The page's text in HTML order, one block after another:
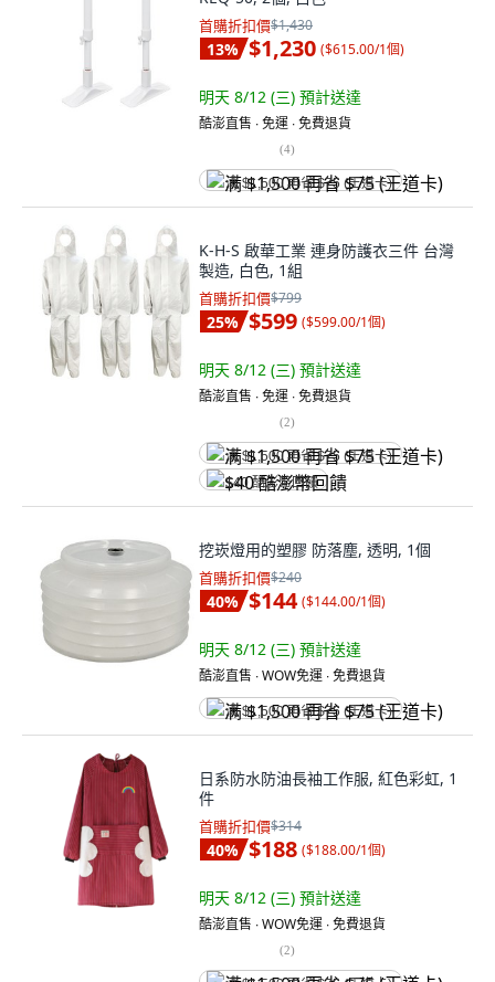
首購折扣價$1,430
13% $1,230 ($615.00/1個)
明天 8/12 (三) 預計送達
酷澎直售 ∙ 免運 ∙ 免費退貨
(4)
满 $1,500 再省 $75 (王道卡)
K-H-S 啟華工業 連身防護衣三件 台灣
製造, 白色, 1組
首購折扣價$799
25% $599 ($599.00/1個)
明天 8/12 (三) 預計送達
酷澎直售 ∙ 免運 ∙ 免費退貨
(2)
满 $1,500 再省 $75 (王道卡)
$40 酷澎幣回饋
挖崁燈用的塑膠 防落塵, 透明, 1個
首購折扣價$240
40% $144 ($144.00/1個)
明天 8/12 (三) 預計送達
酷澎直售 ∙ WOW免運 ∙ 免費退貨
满 $1,500 再省 $75 (王道卡)
日系防水防油長袖工作服, 紅色彩虹, 1
件
首購折扣價$314
40% $188 ($188.00/1個)
明天 8/12 (三) 預計送達
酷澎直售 ∙ WOW免運 ∙ 免費退貨
(2)